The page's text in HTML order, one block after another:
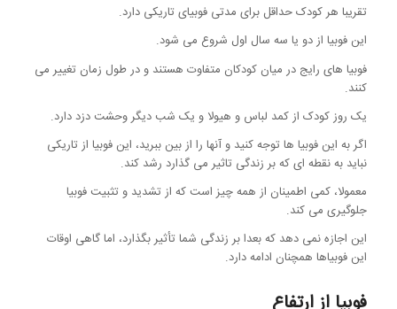
تقریبا هر کودک حداقل برای مدتی فوبیای تاریکی دارد.
این فوبیا از دو یا سه سال اول شروع می شود.
فوبیا های رایج در میان کودکان متفاوت هستند و در طول زمان تغییر می
کنند.
یک روز کودک از کمد لباس و هیولا و یک شب دیگر وحشت دزد دارد.
اگر به این فوبیا ها توجه کنید و آنها را از بین ببرید، این فوبیا از تاریکی
نباید به نقطه ای که بر زندگی تاثیر می گذارد رشد کند.
معمولا، کمی اطمینان از همه چیز است که از تشدید و تثبیت فوبیا
جلوگیری می کند.
این اجازه نمی دهد که بعدا بر زندگی شما تأثیر بگذارد، اما گاهی اوقات
این فوبیاها همچنان ادامه دارد.
فوبیا از ارتفاع